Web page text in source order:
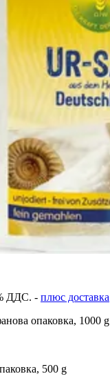
ДДС. - плюс доставка
опаковка, 1000 g
500 g